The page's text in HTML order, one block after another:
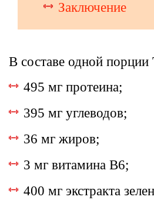
Заключение
В составе одной
495 мг протеина;
395 мг углеводов;
36 мг жиров;
3 мг витамина В6;
400 мг экстракта